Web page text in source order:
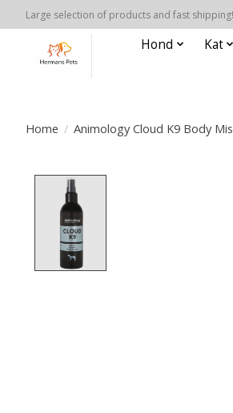
Large selection of products and fast shipping!
Hond Kat
Home / Animology Cloud K9 Body